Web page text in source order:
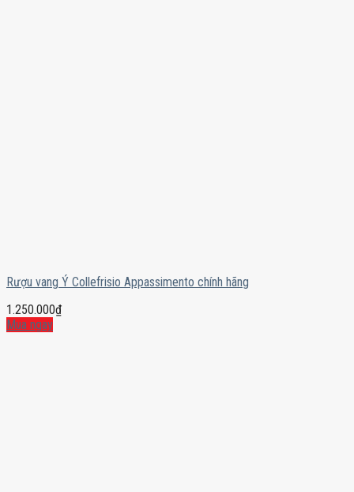
Rượu vang Ý Collefrisio Appassimento chính hãng
1.250.000₫
Mua ngay